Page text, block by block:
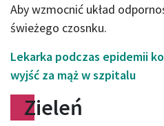
Aby wzmocnić układ
świeżego czosnku.
Lekarka podczas epidemii
wyjść za mąż w szpitalu
Zieleń